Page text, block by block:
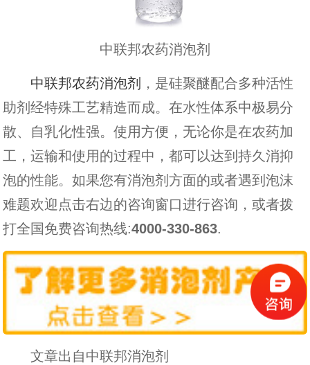
中联邦农药消泡剂
中联邦农药消泡剂
，是硅聚醚配合多种活性
助剂经特殊工艺精造而成。在水性体系中极易分
散、自乳化性强。使用方便，无论你是在农药加
工，运输和使用的过程中，都可以达到持久消抑
泡的性能。如果您有消泡剂方面的或者遇到泡沫
难题欢迎点击右边的咨询窗口进行咨询，或者拨
打全国免费咨询热线:4000-330-863.
文章出自中联邦消泡剂